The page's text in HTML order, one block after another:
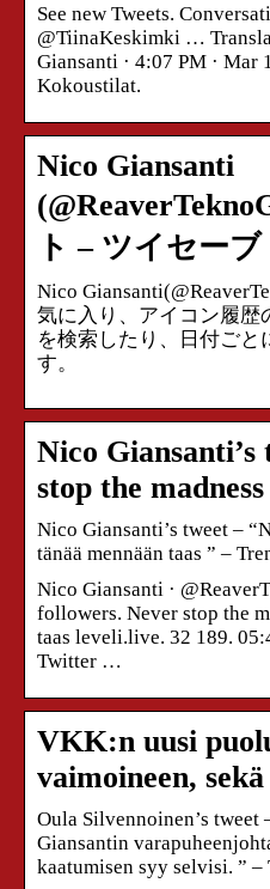
See new Tweets.
@TiinaKeskimki …
Giansanti · 4:07 PM · Mar
Kokoustilat.
Nico Giansanti
ト – ツイセーブ
Nico
気に入り、アイコン履歴
を検索したり、日付ごと
す。
Nico Giansanti’s
stop the
Nico Giansanti’s tweet –
tänää mennään taas ” –
Nico Giansanti ·
followers. Never stop the
taas leveli.live. 32 189.
Twitter …
VKK:n uusi
vaimoineen,
Oula Silvennoinen’s
Giansantin
kaatumisen syy selvisi. ” –